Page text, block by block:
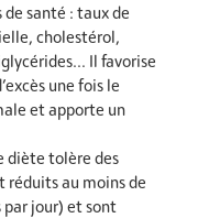
santé : taux de
cholestérol,
Il favorise
une fois le
et apporte un
diète tolère des
réduits au moins de
jour) et sont